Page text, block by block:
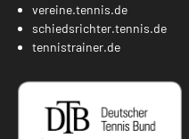
vereine.tennis.de
schiedsrichter.tennis.de
tennistrainer.de